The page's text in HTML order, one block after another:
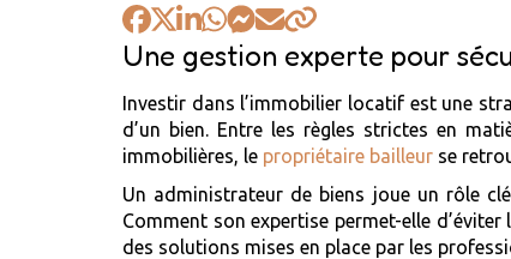
:
Une gestion experte pour
Investir dans l’immobilier locatif est une
d’un bien. Entre les règles strictes en
immobilières, le propriétaire bailleur se
Un administrateur de biens joue un rôle
Comment son expertise permet-elle
des solutions mises en place par les